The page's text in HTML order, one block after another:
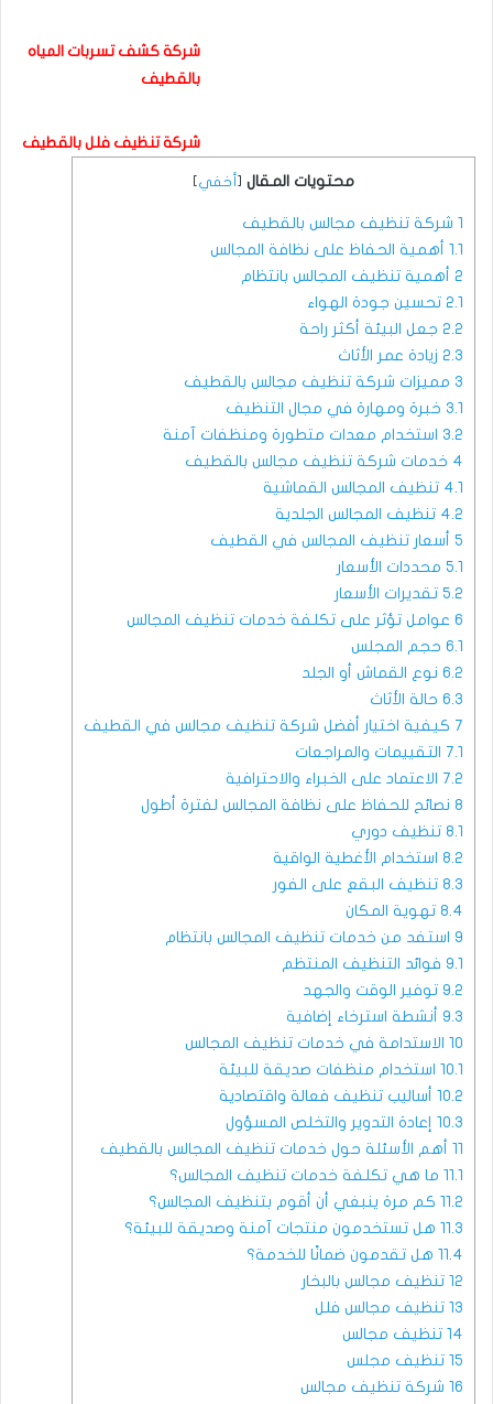
شركة كشف تسربات المياه
بالقطيف
شركة تنظيف فلل بالقطيف
محتويات المقال [ أخفي]
1 شركة تنظيف مجالس بالقطيف
1.1 أهمية الحفاظ على نظافة المجالس
2 أهمية تنظيف المجالس بانتظام
2.1 تحسين جودة الهواء
2.2 جعل البيئة أكثر راحة
2.3 زيادة عمر الأثاث
3 مميزات شركة تنظيف مجالس بالقطيف
3.1 خبرة ومهارة في مجال التنظيف
3.2 استخدام معدات متطورة ومنظفات آمنة
4 خدمات شركة تنظيف مجالس بالقطيف
4.1 تنظيف المجالس القماشية
4.2 تنظيف المجالس الجلدية
5 أسعار تنظيف المجالس في القطيف
5.1 محددات الأسعار
5.2 تقديرات الأسعار
6 عوامل تؤثر على تكلفة خدمات تنظيف المجالس
6.1 حجم المجلس
6.2 نوع القماش أو الجلد
6.3 حالة الأثاث
7 كيفية اختيار أفضل شركة تنظيف مجالس في القطيف
7.1 التقييمات والمراجعات
7.2 الاعتماد على الخبراء والاحترافية
8 نصائح للحفاظ على نظافة المجالس لفترة أطول
8.1 تنظيف دوري
8.2 استخدام الأغطية الواقية
8.3 تنظيف البقع على الفور
8.4 تهوية المكان
9 استفد من خدمات تنظيف المجالس بانتظام
9.1 فوائد التنظيف المنتظم
9.2 توفير الوقت والجهد
9.3 أنشطة استرخاء إضافية
10 الاستدامة في خدمات تنظيف المجالس
10.1 استخدام منظفات صديقة للبيئة
10.2 أساليب تنظيف فعالة واقتصادية
10.3 إعادة التدوير والتخلص المسؤول
11 أهم الأسئلة حول خدمات تنظيف المجالس بالقطيف
11.1 ما هي تكلفة خدمات تنظيف المجالس؟
11.2 كم مرة ينبغي أن أقوم بتنظيف المجالس؟
11.3 هل تستخدمون منتجات آمنة وصديقة للبيئة؟
11.4 هل تقدمون ضمانًا للخدمة؟
12 تنظيف مجالس بالبخار
13 تنظيف مجالس فلل
14 تنظيف مجالس
15 تنظيف مجلس
16 شركة تنظيف مجالس